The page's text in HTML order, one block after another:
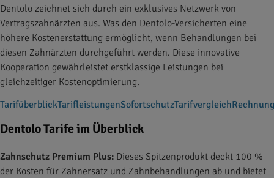
Dentolo zeichnet sich durch ein exklusives Netzwerk von
Vertragszahnärzten aus. Was den Dentolo-Versicherten eine
höhere Kostenerstattung ermöglicht, wenn Behandlungen bei
diesen Zahnärzten durchgeführt werden. Diese innovative
Kooperation gewährleistet erstklassige Leistungen bei
gleichzeitiger Kostenoptimierung.
TarifüberblickTarifleistungenSofortschutzTarifvergleich
Dentolo Tarife im Überblick
Zahnschutz Premium Plus: Dieses Spitzenprodukt deckt 100 %
der Kosten für Zahnersatz und Zahnbehandlungen ab und bietet